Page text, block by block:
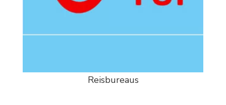
Reisbureaus